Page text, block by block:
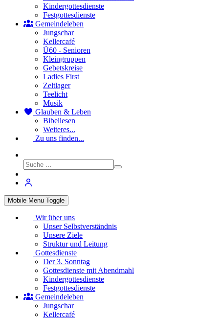
Kindergottesdienste
Festgottesdienste
Gemeindeleben
Jungschar
Kellercafé
Ü60 - Senioren
Kleingruppen
Gebetskreise
Ladies First
Zeltlager
Teelicht
Musik
Glauben & Leben
Bibellesen
Weiteres...
Zu uns finden...
Mobile Menu Toggle
Wir über uns
Unser Selbstverständnis
Unsere Ziele
Struktur und Leitung
Gottesdienste
Der 3. Sonntag
Gottesdienste mit Abendmahl
Kindergottesdienste
Festgottesdienste
Gemeindeleben
Jungschar
Kellercafé